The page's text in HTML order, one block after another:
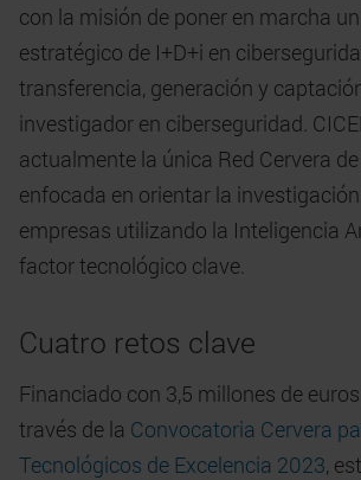
con la misión de poner en marcha
estratégico de I+D+i en
transferencia, generación y
investigador en ciberseguridad.
actualmente la única Red Cervera
enfocada en orientar la
empresas utilizando la Inteligencia
factor tecnológico clave.
Cuatro retos clave
Financiado con 3,5 millones de
través de la Convocatoria Cervera
Tecnológicos de Excelencia 2023,